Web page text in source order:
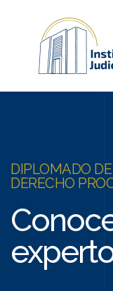
DIPLOMADO
DERECHO